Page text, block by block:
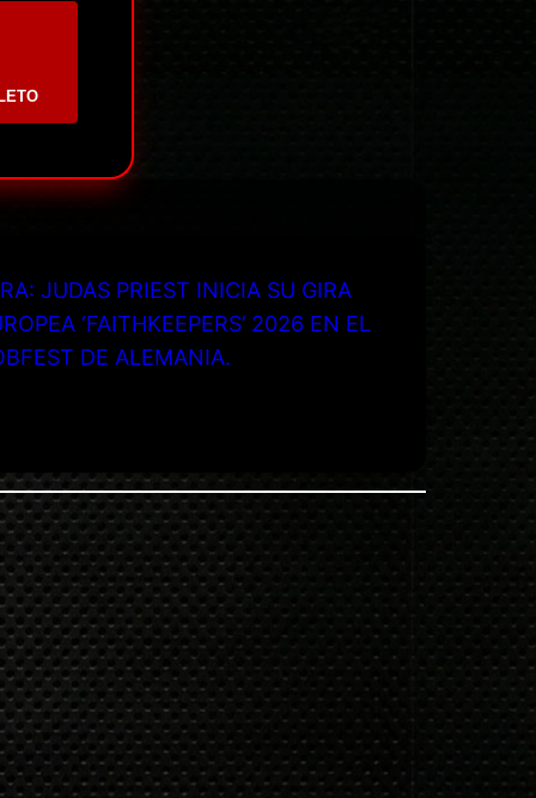
JUDAS PRIEST INICIA SU GIRA
‘FAITHKEEPERS’ 2026 EN EL
DE ALEMANIA.